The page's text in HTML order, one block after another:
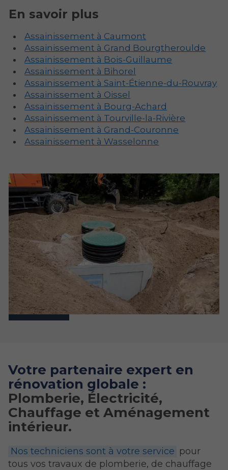
En savoir plus
Assainissement à Caumont
Assainissement à Grand Bourgtheroulde
Assainissement à Bois-Guillaume
Assainissement à Bihorel
Assainissement à Saint-Étienne-du-Rouvray
Assainissement à Oissel
Assainissement à Bourg-Achard
Assainissement à Tourville-la-Rivière
Assainissement à Grand-Couronne
Assainissement à Wasselonne
Votre partenaire expert en
rénovation globale :
Plomberie, Électricité,
Chauffage et Aménagement
intérieur.
Nos techniciens sont à votre service pour
tous vos travaux de plomberie, de chauffage